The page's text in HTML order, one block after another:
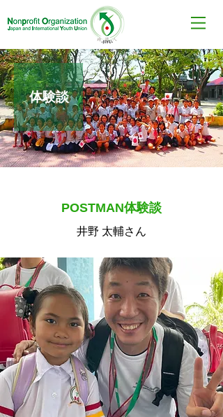
​体験談
POSTMAN体験談
井野 太輔さん